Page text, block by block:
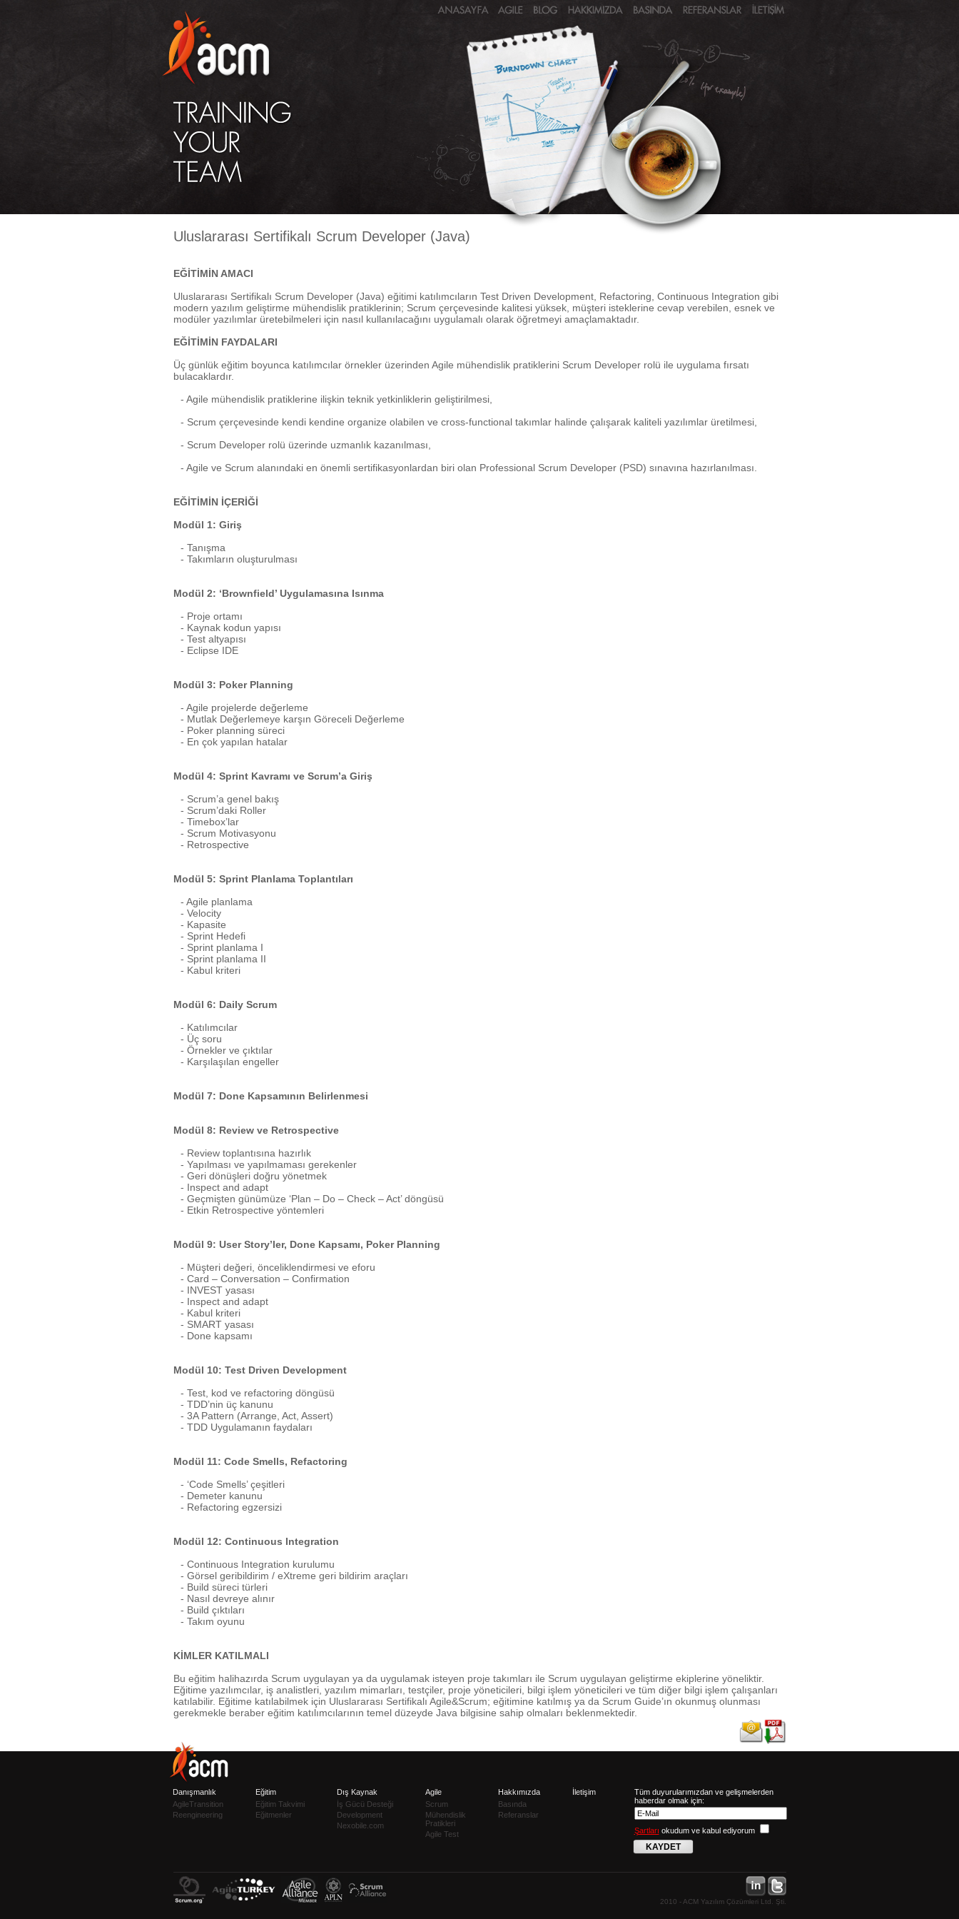
Uluslararası Sertifikalı Scrum Developer (Java)
EĞİTİMİN AMACI
Uluslararası Sertifikalı Scrum Developer (Java) eğitimi katılımcıların Test Driven Development, Refactoring, Continuous Integration gibi
modern yazılım geliştirme mühendislik pratiklerinin; Scrum çerçevesinde kalitesi yüksek, müşteri isteklerine cevap verebilen, esnek ve
modüler yazılımlar üretebilmeleri için nasıl kullanılacağını uygulamalı olarak öğretmeyi amaçlamaktadır.
EĞİTİMİN FAYDALARI
Üç günlük eğitim boyunca katılımcılar örnekler üzerinden Agile mühendislik pratiklerini Scrum Developer rolü ile uygulama fırsatı
bulacaklardır.
- Agile mühendislik pratiklerine ilişkin teknik yetkinliklerin geliştirilmesi,
- Scrum çerçevesinde kendi kendine organize olabilen ve cross-functional takımlar halinde çalışarak kaliteli yazılımlar üretilmesi,
- Scrum Developer rolü üzerinde uzmanlık kazanılması,
- Agile ve Scrum alanındaki en önemli sertifikasyonlardan biri olan Professional Scrum Developer (PSD) sınavına hazırlanılması.
EĞİTİMİN İÇERİĞİ
Modül 1: Giriş
- Tanışma
- Takımların oluşturulması
Modül 2: ‘Brownfield’ Uygulamasına Isınma
- Proje ortamı
- Kaynak kodun yapısı
- Test altyapısı
- Eclipse IDE
Modül 3: Poker Planning
- Agile projelerde değerleme
- Mutlak Değerlemeye karşın Göreceli Değerleme
- Poker planning süreci
- En çok yapılan hatalar
Modül 4: Sprint Kavramı ve Scrum’a Giriş
- Scrum’a genel bakış
- Scrum’daki Roller
- Timebox’lar
- Scrum Motivasyonu
- Retrospective
Modül 5: Sprint Planlama Toplantıları
- Agile planlama
- Velocity
- Kapasite
- Sprint Hedefi
- Sprint planlama I
- Sprint planlama II
- Kabul kriteri
Modül 6: Daily Scrum
- Katılımcılar
- Üç soru
- Örnekler ve çıktılar
- Karşılaşılan engeller
Modül 7: Done Kapsamının Belirlenmesi
Modül 8: Review ve Retrospective
- Review toplantısına hazırlık
- Yapılması ve yapılmaması gerekenler
- Geri dönüşleri doğru yönetmek
- Inspect and adapt
- Geçmişten günümüze ‘Plan – Do – Check – Act’ döngüsü
- Etkin Retrospective yöntemleri
Modül 9: User Story’ler, Done Kapsamı, Poker Planning
- Müşteri değeri, önceliklendirmesi ve eforu
- Card – Conversation – Confirmation
- INVEST yasası
- Inspect and adapt
- Kabul kriteri
- SMART yasası
- Done kapsamı
Modül 10: Test Driven Development
- Test, kod ve refactoring döngüsü
- TDD’nin üç kanunu
- 3A Pattern (Arrange, Act, Assert)
- TDD Uygulamanın faydaları
Modül 11: Code Smells, Refactoring
- ‘Code Smells’ çeşitleri
- Demeter kanunu
- Refactoring egzersizi
Modül 12: Continuous Integration
- Continuous Integration kurulumu
- Görsel geribildirim / eXtreme geri bildirim araçları
- Build süreci türleri
- Nasıl devreye alınır
- Build çıktıları
- Takım oyunu
KİMLER KATILMALI
Bu eğitim halihazırda Scrum uygulayan ya da uygulamak isteyen proje takımları ile Scrum uygulayan geliştirme ekiplerine yöneliktir.
Eğitime yazılımcılar, iş analistleri, yazılım mimarları, testçiler, proje yöneticileri, bilgi işlem yöneticileri ve tüm diğer bilgi işlem çalışanları
katılabilir. Eğitime katılabilmek için Uluslararası Sertifikalı Agile&Scrum; eğitimine katılmış ya da Scrum Guide’ın okunmuş olunması
gerekmekle beraber eğitim katılımcılarının temel düzeyde Java bilgisine sahip olmaları beklenmektedir.
Danışmanlık
AgileTransition
Reengineering
Eğitim
Eğitim Takvimi
Eğitmenler
Dış Kaynak
İş Gücü Desteği
Development
Nexobile.com
Agile
Scrum
Mühendislik
Pratikleri
Agile Test
Hakkımızda
Basında
Referanslar
İletişim
Tüm duyurularımızdan ve gelişmelerden
haberdar olmak için:
Şartları okudum ve kabul ediyorum
KAYDET
2010 - ACM Yazılım Çözümleri Ltd. Şti.